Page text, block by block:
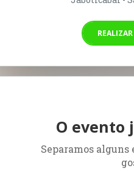
O evento
Separamos